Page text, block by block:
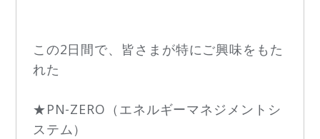
この2日間で、皆さまが特にご興味をもた
れた
★PN-ZERO（エネルギーマネジメントシ
ステム）